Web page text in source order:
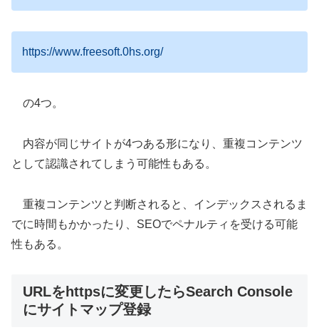
https://www.freesoft.0hs.org/
の4つ。
内容が同じサイトが4つある形になり、重複コンテンツ
として認識されてしまう可能性もある。
重複コンテンツと判断されると、インデックスされるま
でに時間もかかったり、SEOでペナルティを受ける可能
性もある。
URLをhttpsに変更したらSearch Console
にサイトマップ登録